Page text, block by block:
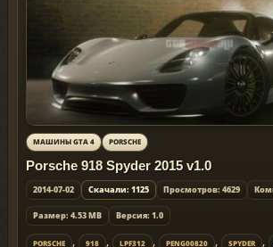
МАШИНЫ GTA 4 PORSCHE
Porsche 918 Spyder 2015 v1.0
2014-07-02 Скачали: 1125 Просмотров: 4629
Размер: 4.53 MB Версия: 1.0
PORSCHE , 918 , LPF312 , PENG00820 , SPYDER ,